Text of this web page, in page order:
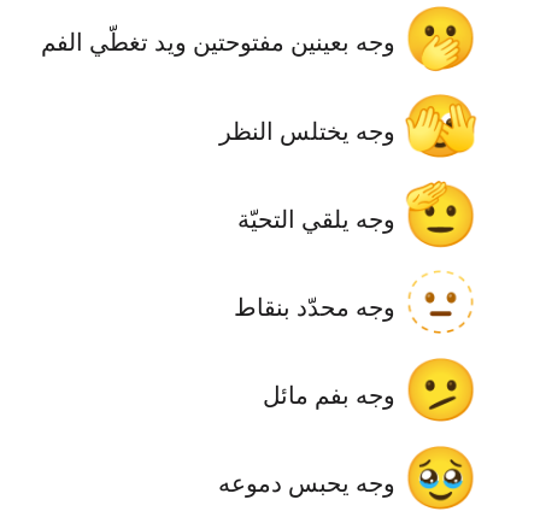
🫢 وجه بعينين مفتوحتين ويد تغطّي الفم
🫣 وجه يختلس النظر
🫡 وجه يلقي التحيّة
🫥 وجه محدّد بنقاط
🫤 وجه بفم مائل
🥹 وجه يحبس دموعه